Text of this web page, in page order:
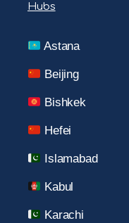
Hubs
Astana
Beijing
Bishkek
Hefei
Islamabad
Kabul
Karachi